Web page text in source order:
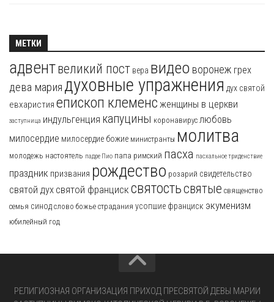
МЕТКИ
адвентвеликий пост вера видео воронеж грех
дева мария духовные упражнения дух святой
евхаристия епископ клеменс женщины в церкви
заступница индульгенция капуцины коронавирус любовь
милосердие милосердие божие министранты молитва
молодежь настоятель падре Пио папа римский пасха пасхальное триденствие
праздник призвания рождество розарий свидетельство
святой дух святой франциск святостьсвятые священство
семья синод слово божье страдания усопшие франциск экуменизм
юбилейный год
РЕЛИГИОЗНАЯ ОРГАНИЗАЦИЯ ПРИХОД ПРЕСВЯТОЙ ДЕВЫ МАРИИ